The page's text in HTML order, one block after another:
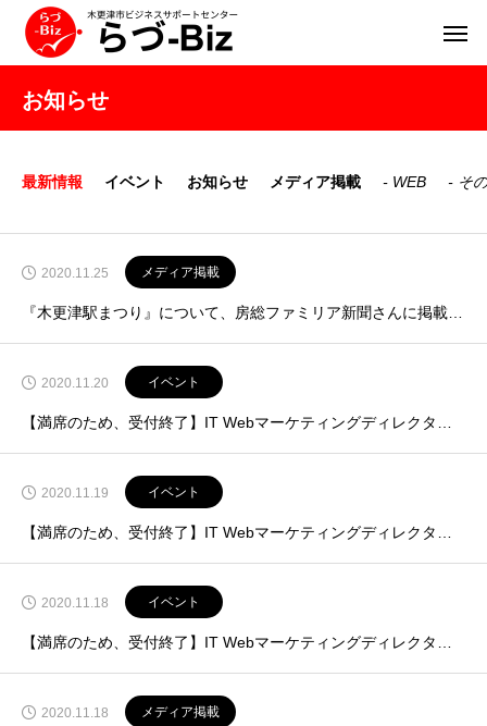
お知らせ
最新情報 イベント お知らせ メディア掲載 WEB そ
2020.11.25 メディア掲載
2020.11.20 イベント
2020.11.19 イベント
2020.11.18 イベント
2020.11.18 メディア掲載